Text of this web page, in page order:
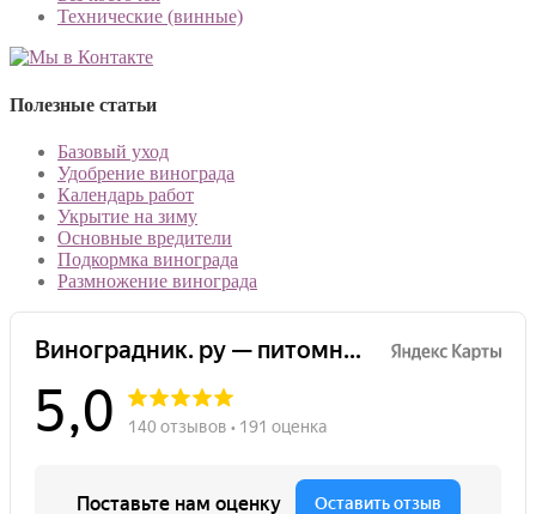
Технические (винные)
Полезные статьи
Базовый уход
Удобрение винограда
Календарь работ
Укрытие на зиму
Основные вредители
Подкормка винограда
Размножение винограда